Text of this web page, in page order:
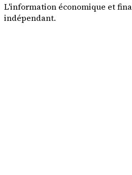
L'information économique et
indépendant.